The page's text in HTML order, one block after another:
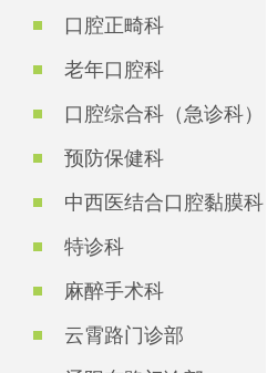
口腔正畸科
老年口腔科
口腔综合科（急诊科）
预防保健科
中西医结合口腔黏膜科
特诊科
麻醉手术科
云霄路门诊部